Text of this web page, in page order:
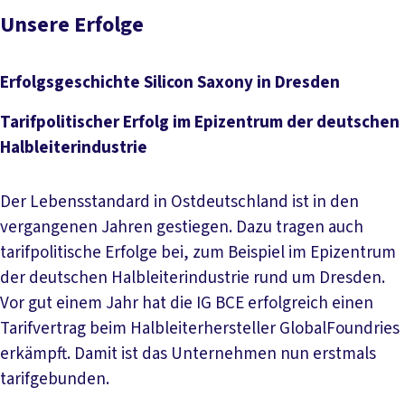
Unsere Erfolge
Erfolgsgeschichte Silicon Saxony in Dresden
Tarifpolitischer Erfolg im Epizentrum der deutschen
Halbleiterindustrie
Der Lebensstandard in Ostdeutschland ist in den
vergangenen Jahren gestiegen. Dazu tragen auch
tarifpolitische Erfolge bei, zum Beispiel im Epizentrum
der deutschen Halbleiterindustrie rund um Dresden.
Vor gut einem Jahr hat die IG BCE erfolgreich einen
Tarifvertrag beim Halbleiterhersteller GlobalFoundries
erkämpft. Damit ist das Unternehmen nun erstmals
tarifgebunden.